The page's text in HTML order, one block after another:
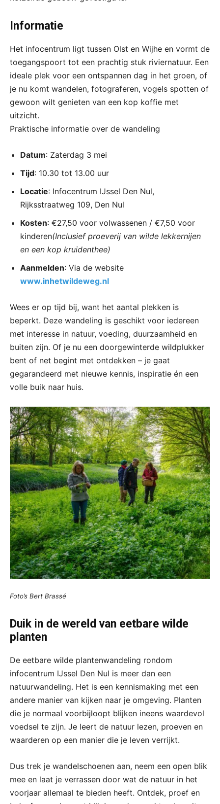
Informatie
Het infocentrum ligt tussen Olst en Wijhe en vormt de
toegangspoort tot een prachtig stuk riviernatuur. Een
ideale plek voor een ontspannen dag in het groen, of
je nu komt wandelen, fotograferen, vogels spotten of
gewoon wilt genieten van een kop koffie met
uitzicht.
Praktische informatie over de wandeling
Datum: Zaterdag 3 mei
Tijd: 10.30 tot 13.00 uur
Locatie: Infocentrum IJssel Den Nul,
Rijksstraatweg 109, Den Nul
Kosten: €27,50 voor volwassenen / €7,50 voor
kinderen(Inclusief proeverij van wilde lekkernijen
en een kop kruidenthee)
Aanmelden: Via de website
www.inhetwildeweg.nl
Wees er op tijd bij, want het aantal plekken is
beperkt. Deze wandeling is geschikt voor iedereen
met interesse in natuur, voeding, duurzaamheid en
buiten zijn. Of je nu een doorgewinterde wildplukker
bent of net begint met ontdekken – je gaat
gegarandeerd met nieuwe kennis, inspiratie én een
volle buik naar huis.
Foto’s Bert Brassé
Duik in de wereld van eetbare wilde
planten
De eetbare wilde plantenwandeling rondom
infocentrum IJssel Den Nul is meer dan een
natuurwandeling. Het is een kennismaking met een
andere manier van kijken naar je omgeving. Planten
die je normaal voorbijloopt blijken ineens waardevol
voedsel te zijn. Je leert de natuur lezen, proeven en
waarderen op een manier die je leven verrijkt.
Dus trek je wandelschoenen aan, neem een open blik
mee en laat je verrassen door wat de natuur in het
voorjaar allemaal te bieden heeft. Ontdek, proef en